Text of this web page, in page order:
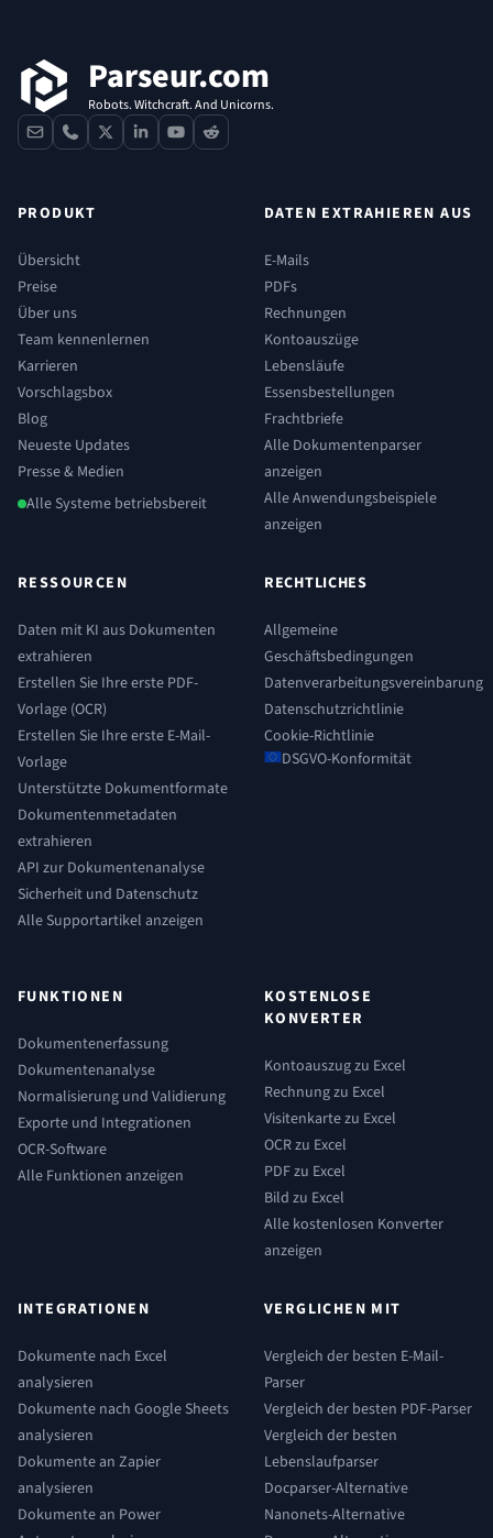
Parseur.com
Robots. Witchcraft. And Unicorns.
contactphone
x linkedinyoutube
reddit
PRODUKT
Übersicht
Preise
Über uns
Team kennenlernen
Karrieren
Vorschlagsbox
Blog
Neueste Updates
Presse & Medien
Alle Systeme betriebsbereit
DATEN EXTRAHIEREN AUS
E-Mails
PDFs
Rechnungen
Kontoauszüge
Lebensläufe
Essensbestellungen
Frachtbriefe
Alle Dokumentenparser
anzeigen
Alle Anwendungsbeispiele
anzeigen
RESSOURCEN
Daten mit KI aus Dokumenten
extrahieren
Erstellen Sie Ihre erste PDF-
Vorlage (OCR)
Erstellen Sie Ihre erste E-Mail-
Vorlage
Unterstützte Dokumentformate
Dokumentenmetadaten
extrahieren
API zur Dokumentenanalyse
Sicherheit und Datenschutz
Alle Supportartikel anzeigen
RECHTLICHES
Allgemeine
Geschäftsbedingungen
Datenverarbeitungsvereinbarung
Datenschutzrichtlinie
Cookie-Richtlinie
DSGVO-Konformität
FUNKTIONEN
Dokumentenerfassung
Dokumentenanalyse
Normalisierung und Validierung
Exporte und Integrationen
OCR-Software
Alle Funktionen anzeigen
KOSTENLOSE
KONVERTER
Kontoauszug zu Excel
Rechnung zu Excel
Visitenkarte zu Excel
OCR zu Excel
PDF zu Excel
Bild zu Excel
Alle kostenlosen Konverter
anzeigen
INTEGRATIONEN
Dokumente nach Excel
analysieren
Dokumente nach Google Sheets
analysieren
Dokumente an Zapier
analysieren
Dokumente an Power
VERGLICHEN MIT
Vergleich der besten E-Mail-
Parser
Vergleich der besten PDF-Parser
Vergleich der besten
Lebenslaufparser
Docparser-Alternative
Nanonets-Alternative